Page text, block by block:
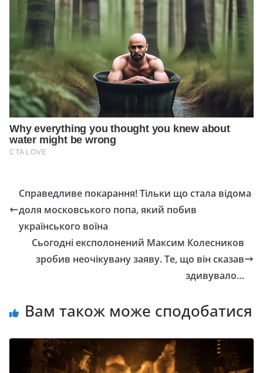
Справедливе покарання! Тільки що стала відома
доля московського попа, який побив
українського воїна
Сьогодні експолонений Максим Колесников
зробив неочікувану заяву. Те, що він сказав
здивувало…
Вам також може сподобатися